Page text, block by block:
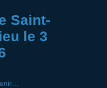
Saint-
le 3